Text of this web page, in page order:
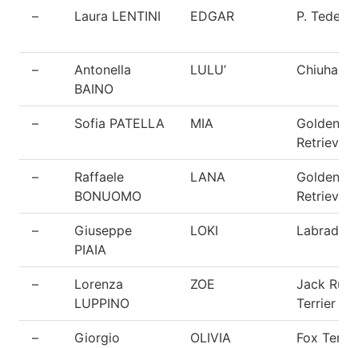
– Laura LENTINI EDGAR P.
–
Antonella
BAINO
LULU’ Chiuhaua
– Sofia PATELLA MIA
Golden
Retriever
–
Raffaele
BONUOMO
LANA
Golden
Retriever
–
Giuseppe
PIAIA
LOKI Labrador
–
Lorenza
LUPPINO
ZOE
Jack
Terrier
–
Giorgio
OLIVIA Fox